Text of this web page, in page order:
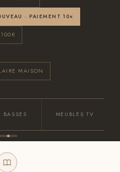
· PAIEMENT 10×
MAISON
BASSES MEUBLES TV